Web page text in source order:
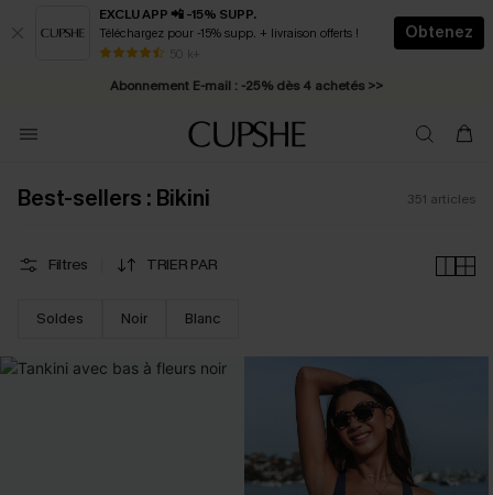
EXCLU APP 📲 -15% SUPP.
Téléchargez pour -15% supp. + livraison offerts !
50 k+
Obtenez
* Livraison éclair 2-3 jours ouvrés >>
Abonnement E-mail : -25% dès 4 achetés >>
Best-sellers : Bikini 351 articles
Filtres TRIER PAR
Soldes Noir Blanc